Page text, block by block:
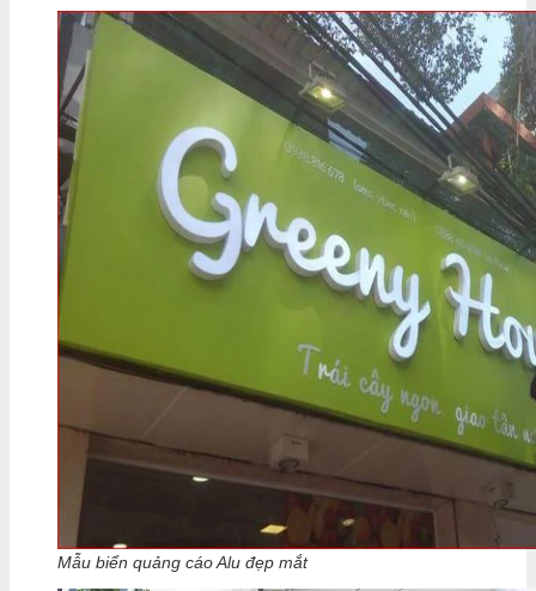
Mẫu biển quảng cáo Alu đẹp mắt